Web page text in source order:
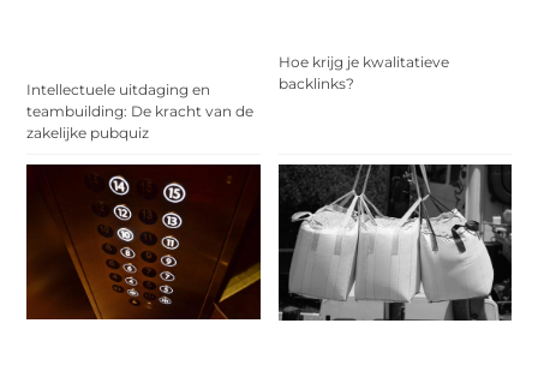
Intellectuele uitdaging en
teambuilding: De kracht van de
zakelijke pubquiz
Hoe krijg je kwalitatieve
backlinks?